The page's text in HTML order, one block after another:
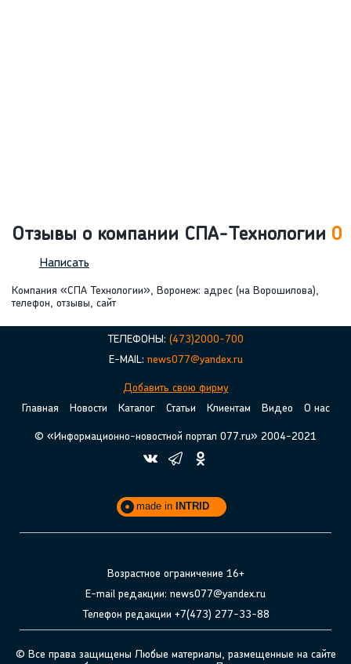
Отзывы о компании СПА-Технологии 0
Написать
Компания «СПА Технологии», Воронеж: адрес (на Ворошилова),
телефон, отзывы, сайт
ТЕЛЕФОНЫ: (473)2000-700
E-MAIL: news077@yandex.ru
Добавить свою фирму
Главная
Новости Каталог Статьи Клиентам Видео О нас
© «Информационно-новостной портал 077.ru» 2004-2021
made in INTRID
Возрастное ограничение 16+
E-mail редакции: news077@yandex.ru
Телефон редакции +7(473) 277-33-88
© Все права защищены Любые материалы, размещенные на сайте